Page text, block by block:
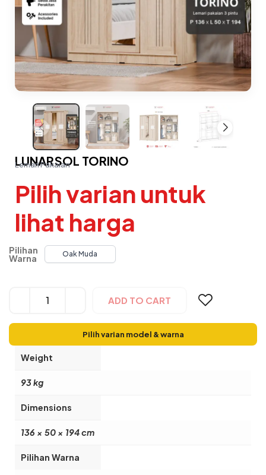
LUNARSOL TORINO
Lemari Pakaian
Pilih varian untuk
lihat harga
Pilihan
Warna Oak Muda
ADD TO CART
Alternative:
Pilih varian model & warna
Weight
93 kg
Dimensions
136 × 50 × 194 cm
Pilihan Warna